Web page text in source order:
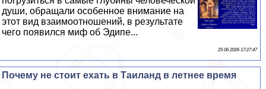
души, обращали особенное внимание на
этот вид взаимоотношений, в результате
чего появился миф об Эдипе...
25 06 2026 17:27:47
Почему не стоит ехать в Таиланд в летнее время